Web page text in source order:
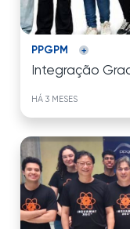
PPGPM
Integração
HÁ 3 MESES